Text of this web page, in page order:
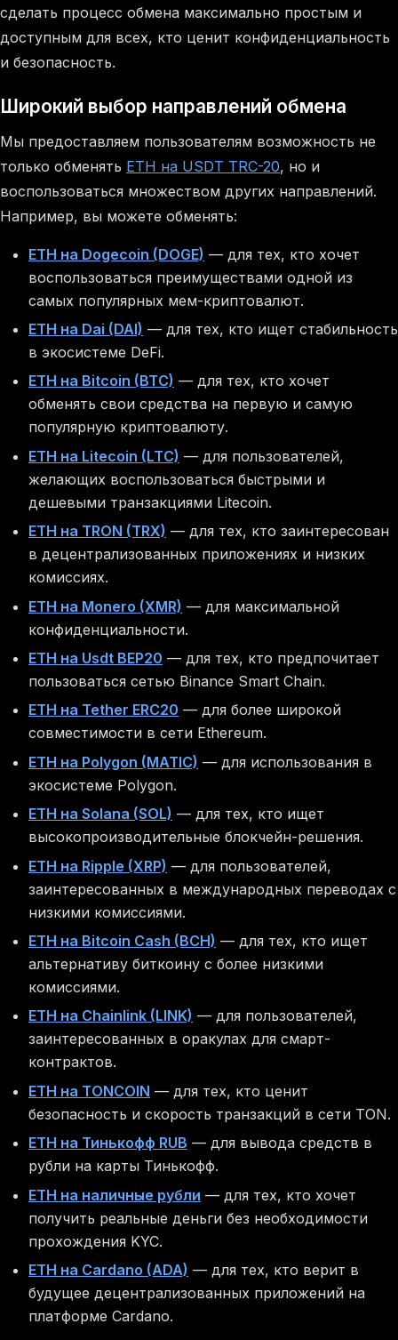
сделать процесс обмена максимально простым и
доступным для всех, кто ценит конфиденциальность
и безопасность.
Широкий выбор направлений обмена
Мы предоставляем пользователям возможность не
только обменять ETH на USDT TRC-20, но и
воспользоваться множеством других направлений.
Например, вы можете обменять:
ETH на Dogecoin (DOGE) — для тех, кто хочет
воспользоваться преимуществами одной из
самых популярных мем-криптовалют.
ETH на Dai (DAI) — для тех, кто ищет стабильность
в экосистеме DeFi.
ETH на Bitcoin (BTC) — для тех, кто хочет
обменять свои средства на первую и самую
популярную криптовалюту.
ETH на Litecoin (LTC) — для пользователей,
желающих воспользоваться быстрыми и
дешевыми транзакциями Litecoin.
ETH на TRON (TRX) — для тех, кто заинтересован
в децентрализованных приложениях и низких
комиссиях.
ETH на Monero (XMR) — для максимальной
конфиденциальности.
ETH на Usdt BEP20 — для тех, кто предпочитает
пользоваться сетью Binance Smart Chain.
ETH на Tether ERC20 — для более широкой
совместимости в сети Ethereum.
ETH на Polygon (MATIC) — для использования в
экосистеме Polygon.
ETH на Solana (SOL) — для тех, кто ищет
высокопроизводительные блокчейн-решения.
ETH на Ripple (XRP) — для пользователей,
заинтересованных в международных переводах с
низкими комиссиями.
ETH на Bitcoin Cash (BCH) — для тех, кто ищет
альтернативу биткоину с более низкими
комиссиями.
ETH на Chainlink (LINK) — для пользователей,
заинтересованных в оракулах для смарт-
контрактов.
ETH на TONCOIN — для тех, кто ценит
безопасность и скорость транзакций в сети TON.
ETH на Тинькофф RUB — для вывода средств в
рубли на карты Тинькофф.
ETH на наличные рубли — для тех, кто хочет
получить реальные деньги без необходимости
прохождения KYC.
ETH на Cardano (ADA) — для тех, кто верит в
будущее децентрализованных приложений на
платформе Cardano.